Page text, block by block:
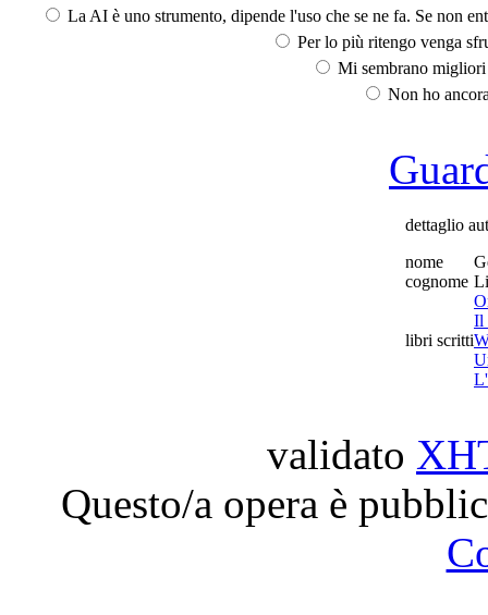
La AI è uno strumento, dipende l'uso che se ne fa. Se non
Per lo più ritengo venga
Mi sembrano
Non ho
dettaglio
nome
cognome
libri scritti
Il
validato
Questo/a opera è